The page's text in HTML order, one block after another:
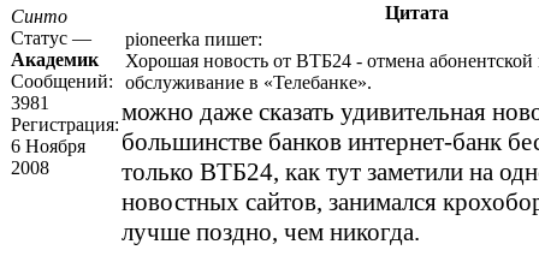
Синто
Статус —
Академик
Сообщений:
3981
Регистрация:
6 Ноября
2008
Цитата
pioneerka пишет:
Хорошая новость от ВТБ24 - отмена абонентской
обслуживание в «Телебанке».
можно даже сказать удивительная
большинстве банков интернет-банк
только ВТБ24, как тут заметили на
новостных сайтов, занимался
лучше поздно, чем никогда.